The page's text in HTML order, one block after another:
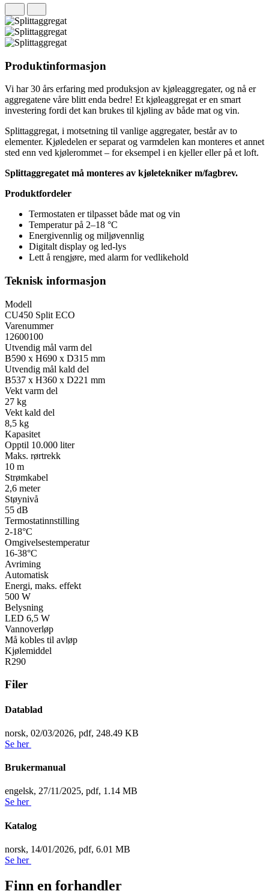
Produktinformasjon
Vi har 30 års erfaring med produksjon av kjøleaggregater, og nå er
aggregatene våre blitt enda bedre! Et kjøleaggregat er en smart
investering fordi det kan brukes til kjøling av både mat og vin.
Splittaggregat, i motsetning til vanlige aggregater, består av to
elementer. Kjøledelen er separat og varmdelen kan monteres et annet
sted enn ved kjølerommet – for eksempel i en kjeller eller på et loft.
Splittaggregatet må monteres av kjøletekniker m/fagbrev.
Produktfordeler
Termostaten er tilpasset både mat og vin
Temperatur på 2–18 °C
Energivennlig og miljøvennlig
Digitalt display og led-lys
Lett å rengjøre, med alarm for vedlikehold
Teknisk informasjon
Modell
CU450 Split ECO
Varenummer
12600100
Utvendig mål varm del
B590 x H690 x D315 mm
Utvendig mål kald del
B537 x H360 x D221 mm
Vekt varm del
27 kg
Vekt kald del
8,5 kg
Kapasitet
Opptil 10.000 liter
Maks. rørtrekk
10 m
Strømkabel
2,6 meter
Støynivå
55 dB
Termostatinnstilling
2-18°C
Omgivelsestemperatur
16-38°C
Avriming
Automatisk
Energi, maks. effekt
500 W
Belysning
LED 6,5 W
Vannoverløp
Må kobles til avløp
Kjølemiddel
R290
Filer
Datablad
norsk, 02/03/2026, pdf, 248.49 KB
Se her
Brukermanual
engelsk, 27/11/2025, pdf, 1.14 MB
Se her
Katalog
norsk, 14/01/2026, pdf, 6.01 MB
Se her
Finn en forhandler